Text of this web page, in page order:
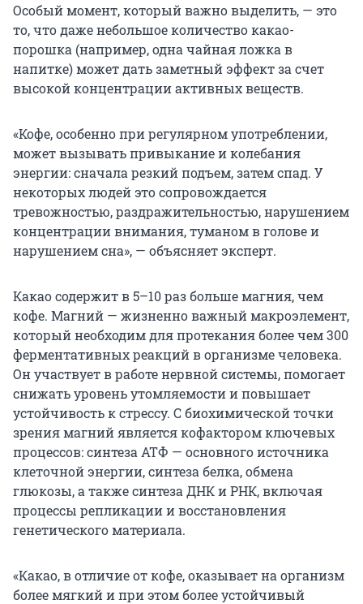
Особый момент, который важно выделить, — это
то, что даже небольшое количество какао-
порошка (например, одна чайная ложка в
напитке) может дать заметный эффект за счет
высокой концентрации активных веществ.
«Кофе, особенно при регулярном употреблении,
может вызывать привыкание и колебания
энергии: сначала резкий подъем, затем спад. У
некоторых людей это сопровождается
тревожностью, раздражительностью, нарушением
концентрации внимания, туманом в голове и
нарушением сна», — объясняет эксперт.
Какао содержит в 5–10 раз больше магния, чем
кофе. Магний — жизненно важный макроэлемент,
который необходим для протекания более чем 300
ферментативных реакций в организме человека.
Он участвует в работе нервной системы, помогает
снижать уровень утомляемости и повышает
устойчивость к стрессу. С биохимической точки
зрения магний является кофактором ключевых
процессов: синтеза АТФ — основного источника
клеточной энергии, синтеза белка, обмена
глюкозы, а также синтеза ДНК и РНК, включая
процессы репликации и восстановления
генетического материала.
«Какао, в отличие от кофе, оказывает на организм
более мягкий и при этом более устойчивый